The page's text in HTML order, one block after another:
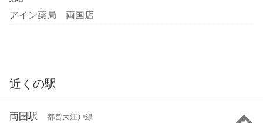
アイン薬局 両国店
近くの駅
両国駅 都営大江戸線